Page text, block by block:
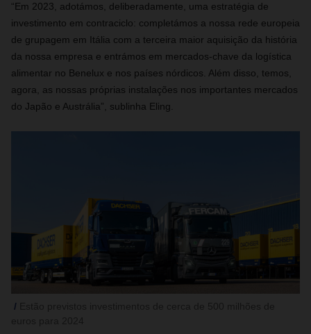
“Em 2023, adotámos, deliberadamente, uma estratégia de
investimento em contraciclo: completámos a nossa rede europeia
de grupagem em Itália com a terceira maior aquisição da história
da nossa empresa e entrámos em mercados-chave da logística
alimentar no Benelux e nos países nórdicos. Além disso, temos,
agora, as nossas próprias instalações nos importantes mercados
do Japão e Austrália”, sublinha Eling.